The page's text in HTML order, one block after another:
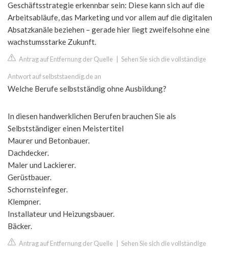
Geschäftsstrategie erkennbar sein: Diese kann sich auf die
Arbeitsabläufe, das Marketing und vor allem auf die digitalen
Absatzkanäle beziehen – gerade hier liegt zweifelsohne eine
wachstumsstarke Zukunft.
Antrag auf Entfernung der Quelle Sehen Sie sich die vollständige
Antwort auf selbststaendig.de an
Welche Berufe selbstständig ohne Ausbildung?
In diesen handwerklichen Berufen brauchen Sie als
Selbstständiger einen Meistertitel
Maurer und Betonbauer.
Dachdecker.
Maler und Lackierer.
Gerüstbauer.
Schornsteinfeger.
Klempner.
Installateur und Heizungsbauer.
Bäcker.
Antrag auf Entfernung der Quelle Sehen Sie sich die vollständige